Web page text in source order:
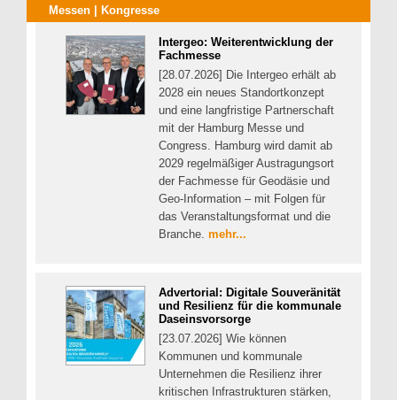
Messen | Kongresse
Intergeo: Weiterentwicklung der
Fachmesse
[28.07.2026] Die Intergeo erhält ab
2028 ein neues Standortkonzept
und eine langfristige Partnerschaft
mit der Hamburg Messe und
Congress. Hamburg wird damit ab
2029 regelmäßiger Austragungsort
der Fachmesse für Geodäsie und
Geo-Information – mit Folgen für
das Veranstaltungsformat und die
Branche. mehr...
Advertorial: Digitale Souveränität
und Resilienz für die kommunale
Daseinsvorsorge
[23.07.2026] Wie können
Kommunen und kommunale
Unternehmen die Resilienz ihrer
kritischen Infrastrukturen stärken,